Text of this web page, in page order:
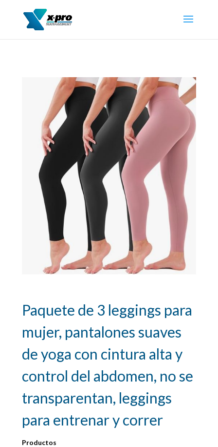
Paquete de 3 leggings para
mujer, pantalones suaves
de yoga con cintura alta y
control del abdomen, no se
transparentan, leggings
para entrenar y correr
Productos